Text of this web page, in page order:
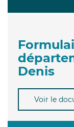
Denis
Voir le